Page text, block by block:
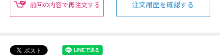
前回の内容で再注文する 注文履歴を確認する